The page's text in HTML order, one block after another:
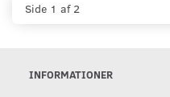
Side 1 af 2
INFORMATIONER